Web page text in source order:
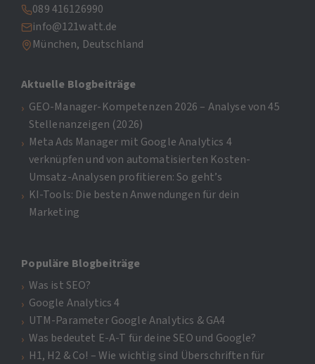
089 416126990
info@121watt.de
München, Deutschland
Aktuelle Blogbeiträge
GEO-Manager-Kompetenzen 2026 – Analyse von 45
Stellenanzeigen (2026)
Meta Ads Manager mit Google Analytics 4
verknüpfen und von automatisierten Kosten-
Umsatz-Analysen profitieren: So geht’s
KI-Tools: Die besten Anwendungen für dein
Marketing
Populäre Blogbeiträge
Was ist SEO?
Google Analytics 4
UTM-Parameter Google Analytics & GA4
Was bedeutet E-A-T für deine SEO und Google?
H1, H2 & Co! – Wie wichtig sind Überschriften für